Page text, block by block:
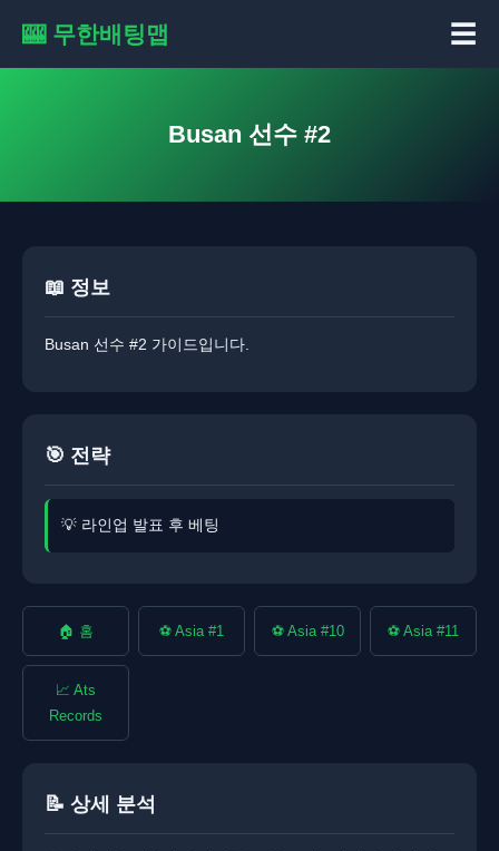
🎰 무한배팅맵 ☰
Busan 선수 #2
📖 정보
Busan 선수 #2 가이드입니다.
🎯 전략
💡 라인업 발표 후 베팅
🏠 홈 ⚽ Asia #1 ⚽ Asia #10 ⚽ Asia #11
📈 Ats
Records
📝 상세 분석